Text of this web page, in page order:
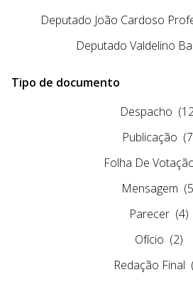
Deputado João Cardoso
Deputado Valdelino
Tipo de documento
Despacho
Publicação
Folha De
Mensagem
Parecer (4)
Ofício (2)
Redação Final